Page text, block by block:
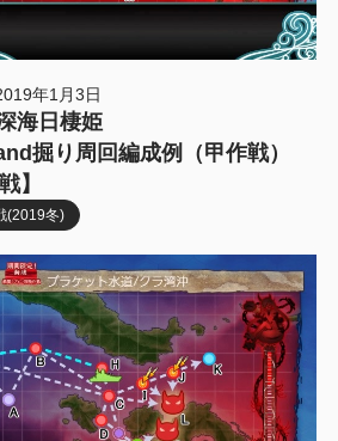
年1月3日
海日棲姫
掘り周回編成例（甲作戦）
】
(2019冬)